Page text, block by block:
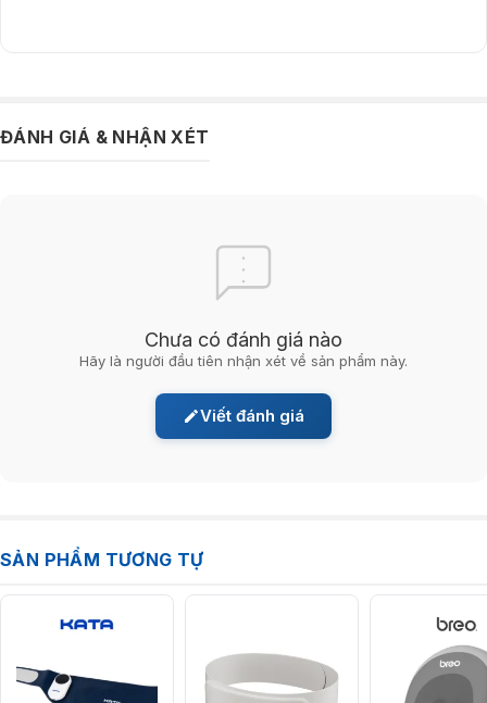
Chức năng chườm nóng tĩnh nhiệt 42°C thúc đẩy lưu
Philips PPM4501
Điều khiển đơn giản, an toàn và tiện lợi
Với thiết kế điều khiển một phím duy nhất và đèn LED hiển thị trạng
ĐÁNH GIÁ & NHẬN XÉT
Chưa có đánh giá nào
Hãy là người đầu tiên nhận xét về sản phẩm này.
Viết đánh giá
SẢN PHẨM TƯƠNG TỰ